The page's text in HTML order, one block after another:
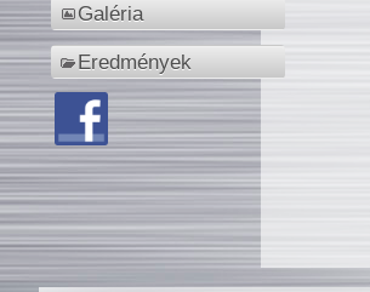
Galéria
Eredmények